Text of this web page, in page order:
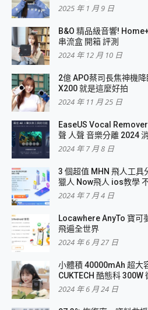
2025 年 1 月 9 日
B&O 精品級音響!
串流盒 開箱 評測
2024 年 12 月 10 日
2億 APO蔡司長焦神機
X200 就是這麼好拍
2024 年 11 月 25 日
EaseUS Vocal
聲 人聲 音樂分離 2024
2024 年 7 月 8 日
3 個超值 MHN 飛人工
獵人 Now飛人 ios教學
2024 年 7 月 4 日
Locawhere AnyTo 寶可
飛遍全世界
2024 年 6 月 27 日
小體積 40000mAh 超大
CUKTECH 酷態科 300W
2024 年 6 月 24 日